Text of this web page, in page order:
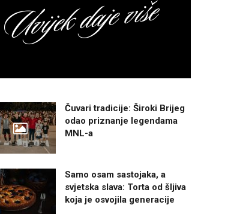
Čuvari tradicije: Široki Brijeg
odao priznanje legendama
MNL-a
Samo osam sastojaka, a
svjetska slava: Torta od šljiva
koja je osvojila generacije